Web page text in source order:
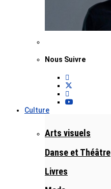
Nous Suivre
Culture
Arts visuels
Danse et Théâtre
Livres